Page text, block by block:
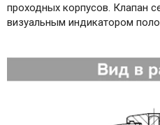
проходных корпусов. Клапан
визуальным индикатором